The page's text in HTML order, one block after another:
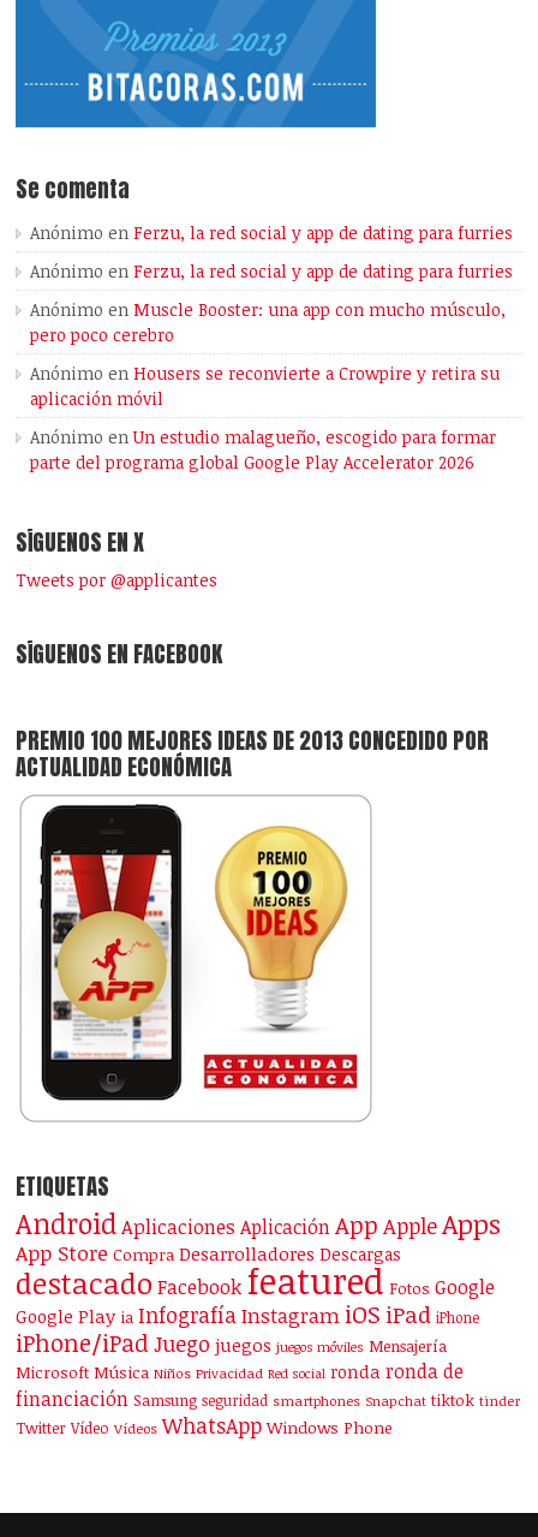
Se comenta
Anónimo enFerzu, la red social y app de dating para furries
Anónimo enFerzu, la red social y app de dating para furries
Anónimo enMuscle Booster: una app con mucho músculo,
pero poco cerebro
Anónimo enHousers se reconvierte a Crowpire y retira su
aplicación móvil
Anónimo enUn estudio malagueño, escogido para formar
parte del programa global Google Play Accelerator 2026
SÍGUENOS EN X
Tweets por @applicantes
SÍGUENOS EN FACEBOOK
PREMIO 100 MEJORES IDEAS DE 2013 CONCEDIDO POR
ACTUALIDAD ECONÓMICA
ETIQUETAS
Android Aplicaciones Aplicación App AppleApps
App Store Compra Desarrolladores Descargas
destacado Facebook featured Fotos Google
Google Play ia InfografíaInstagram iOS iPad iPhone
iPhone/iPad Juego juegos juegos móviles Mensajería
Microsoft Música Niños Privacidad Red social ronda ronda de
financiación Samsung seguridad smartphones Snapchat tiktok tinder
Twitter Vídeo Vídeos WhatsApp Windows Phone